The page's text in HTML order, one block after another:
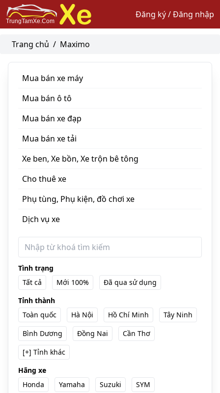
Đăng ký / Đăng nhập
Trang chủ / Maximo
Mua bán xe máy
Mua bán ô tô
Mua bán xe đạp
Mua bán xe tải
Xe ben, Xe bồn, Xe trộn bê tông
Cho thuê xe
Phụ tùng, Phụ kiện, đồ chơi xe
Dịch vụ xe
Tình trạng
Tất cả
Mới 100%
Đã qua sử dụng
Tỉnh thành
Toàn quốc
Hà Nội Hồ Chí Minh
Tây Ninh
Bình Dương
Đồng Nai
Cần Thơ
[+] Tỉnh khác
Hãng xe
Honda
Yamaha Suzuki
SYM